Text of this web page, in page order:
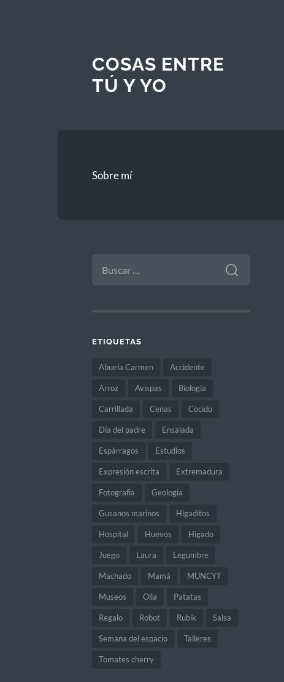
COSAS ENTRE
TÚ Y YO
Sobre mí
ETIQUETAS
Abuela Carmen Accidente
Arroz Avispas Biología
Carrillada Cenas Cocido
Día del padre Ensalada
Espárragos Estudios
Expresión escrita Extremadura
Fotografía Geología
Gusanos marinos Higaditos
Hospital Huevos Hígado
Juego Laura Legumbre
Machado Mamá MUNCYT
Museos Olla Patatas
Regalo Robot Rubik Salsa
Semana del espacio Talleres
Tomates cherry